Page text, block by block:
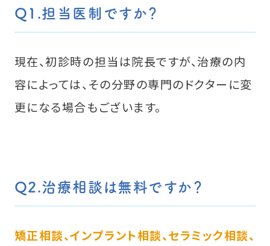
Q16.キャッシュレス決済は使えますか？
Q17.車椅子は入れますか？
Q18.子連れでも大丈夫ですか？
Q1.担当医制ですか？
現在、初診時の担当は院長ですが、治療の内
容によっては、その分野の専門のドクターに変
更になる場合もございます。
Q2.治療相談は無料ですか？
矯正相談、インプラント相談、セラミック相談、